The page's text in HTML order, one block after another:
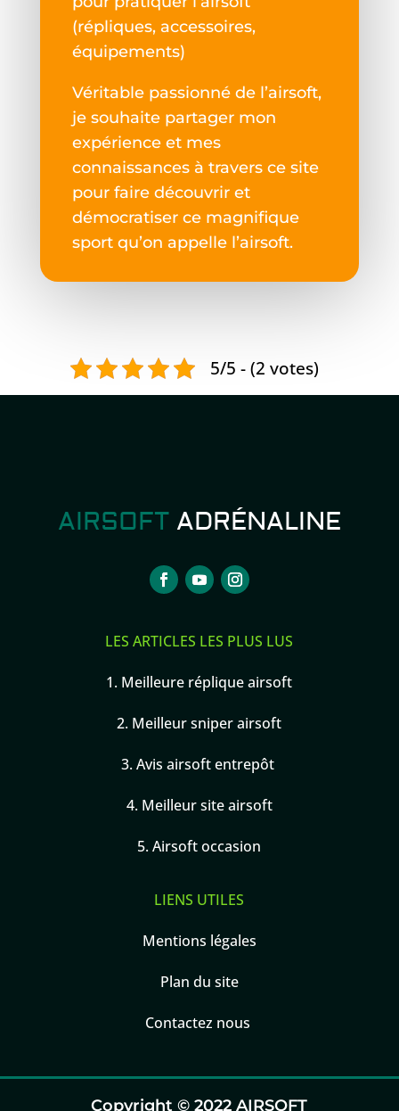
(répliques, accessoires,
équipements)
Véritable passionné de l’airsoft,
je souhaite partager mon
expérience et mes
connaissances à travers ce site
pour faire découvrir et
démocratiser ce magnifique
sport qu’on appelle l’airsoft.
5/5 - (2 votes)
AIRSOFT ADRÉNALINE
LES ARTICLES LES PLUS LUS
1. Meilleure réplique airsoft
2. Meilleur sniper airsoft
3.Avis airsoft entrepôt
4. Meilleur site airsoft
5.Airsoft occasion
LIENS UTILES
Mentions légales
Plan du site
Contactez nous
Copyright © 2022 AIRSOFT